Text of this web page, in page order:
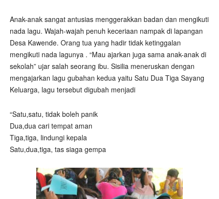
Anak-anak sangat antusias menggerakkan badan dan mengikuti
nada lagu. Wajah-wajah penuh keceriaan nampak di lapangan
Desa Kawende. Orang tua yang hadir tidak ketinggalan
mengikuti nada lagunya . “Mau ajarkan juga sama anak-anak di
sekolah” ujar salah seorang ibu. Sisilia meneruskan dengan
mengajarkan lagu gubahan kedua yaitu Satu Dua Tiga Sayang
Keluarga, lagu tersebut digubah menjadi
“Satu,satu, tidak boleh panik
Dua,dua cari tempat aman
Tiga,tiga, lindungi kepala
Satu,dua,tiga, tas siaga gempa